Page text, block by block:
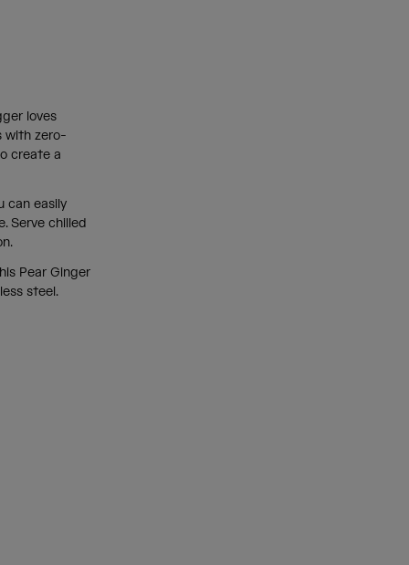
loves
with zero-
create a
can easily
Serve chilled
Pear Ginger
steel.